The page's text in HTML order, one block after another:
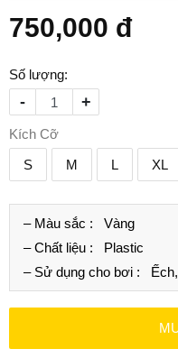
750,000 đ
Số lượng:
- +
Kích Cỡ
S
M L XL
– Màu sắc : Vàng
– Chất liệu : Plastic
– Sử dụng cho bơi :